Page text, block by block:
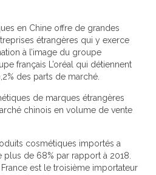
en Chine offre de grandes
étrangères qui y exerce
à l’image du groupe
français L’oréal qui détiennent
des parts de marché.
de marques étrangères
chinois en volume de vente
cosmétiques importés a
de 68% par rapport à 2018.
est le troisième importateur